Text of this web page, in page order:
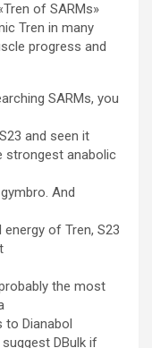
of SARMs»
Tren in many
progress and
SARMs, you
and seen it
strongest anabolic
And
of Tren, S23
the most
Dianabol
DBulk if